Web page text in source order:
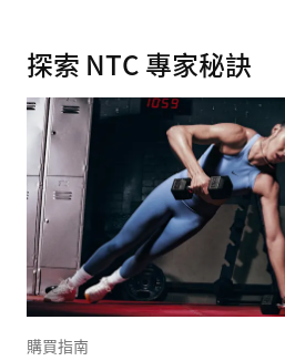
探索 NTC 專家秘訣
購買指南